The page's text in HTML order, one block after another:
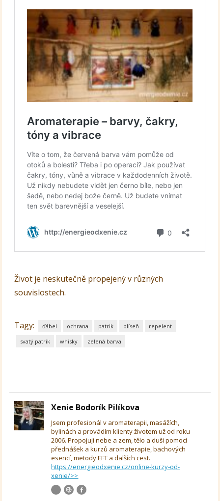
Život je neskutečně propejený v různých
souvislostech.
Tagy: ďábel ochrana patrik plíseň repelent
svatý patrik whisky zelená barva
Xenie Bodorík Pilíkova
Jsem profesionál v aromaterapii, masážích,
bylinách a provádím klienty životem už od roku
2006. Propojuji nebe a zem, tělo a duši pomocí
přednášek a kurzů aromaterapie, bachových
esencí, metody EFT a dalších cest.
https://energieodxenie.cz/online-kurzy-od-
xenie/>>